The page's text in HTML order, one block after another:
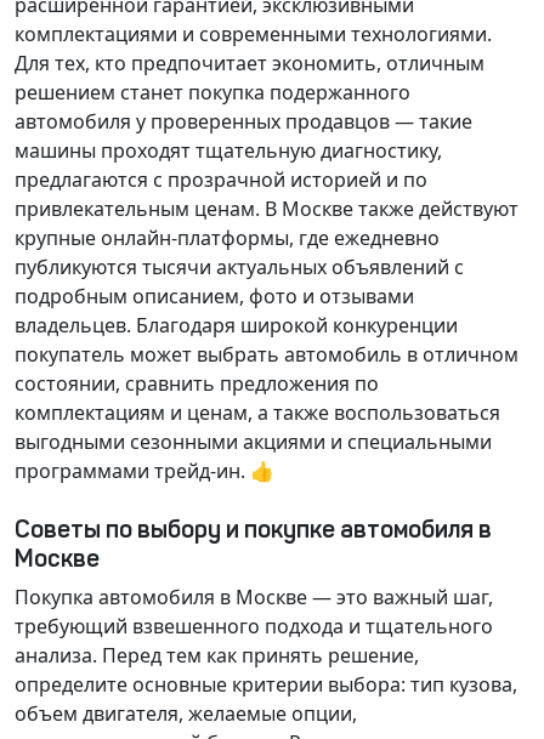
комплектациями и современными технологиями.
Для тех, кто предпочитает экономить, отличным
решением станет покупка подержанного
автомобиля у проверенных продавцов — такие
машины проходят тщательную диагностику,
предлагаются с прозрачной историей и по
привлекательным ценам. В Москве также действуют
крупные онлайн-платформы, где ежедневно
публикуются тысячи актуальных объявлений с
подробным описанием, фото и отзывами
владельцев. Благодаря широкой конкуренции
покупатель может выбрать автомобиль в отличном
состоянии, сравнить предложения по
комплектациям и ценам, а также воспользоваться
выгодными сезонными акциями и специальными
программами трейд-ин. 👍
Советы по выбору и покупке автомобиля в
Москве
Покупка автомобиля в Москве — это важный шаг,
требующий взвешенного подхода и тщательного
анализа. Перед тем как принять решение,
определите основные критерии выбора: тип кузова,
объем двигателя, желаемые опции,